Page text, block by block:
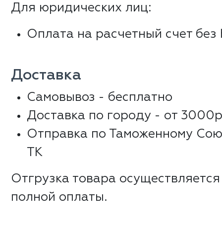
Для юридических лиц:
Оплата на расчетный счет
Доставка
Самовывоз - бесплатно
Доставка по городу - от
Отправка по Таможенному
ТК
Отгрузка товара
полной оплаты.